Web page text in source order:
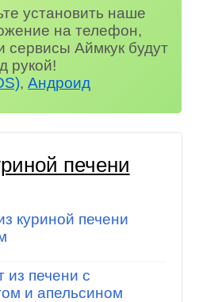
установить наше
на телефон,
сервисы Аймкук будут
рукой!
,Андроид
печени
куриной печени
из печени с
и апельсином